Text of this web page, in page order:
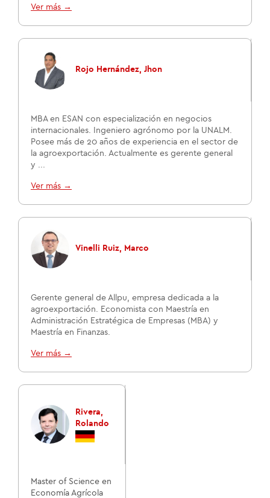
Ver más →
Rojo Hernández, Jhon
MBA en ESAN con especialización en negocios
internacionales. Ingeniero agrónomo por la UNALM.
Posee más de 20 años de experiencia en el sector de
la agroexportación. Actualmente es gerente general
y ...
Ver más →
Vinelli Ruiz, Marco
Gerente general de Allpu, empresa dedicada a la
agroexportación. Economista con Maestría en
Administración Estratégica de Empresas (MBA) y
Maestría en Finanzas.
Ver más →
Rivera,
Rolando
Master of Science en
Economía Agrícola